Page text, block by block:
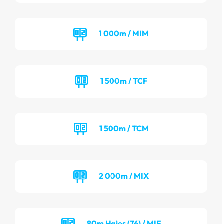
1 000m / MIM
1 500m / TCF
1 500m / TCM
2 000m / MIX